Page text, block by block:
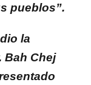
pueblos”.
la
Bah Chej